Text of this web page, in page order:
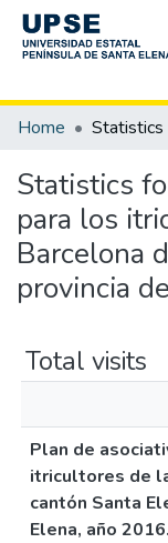
Home
Statistics
Statistics
para los
Barcelona
provincia
Total visits
Plan de
itricultores de
cantón Santa
Elena, año 2016.